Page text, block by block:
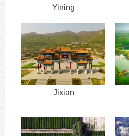
Yining
Jixian